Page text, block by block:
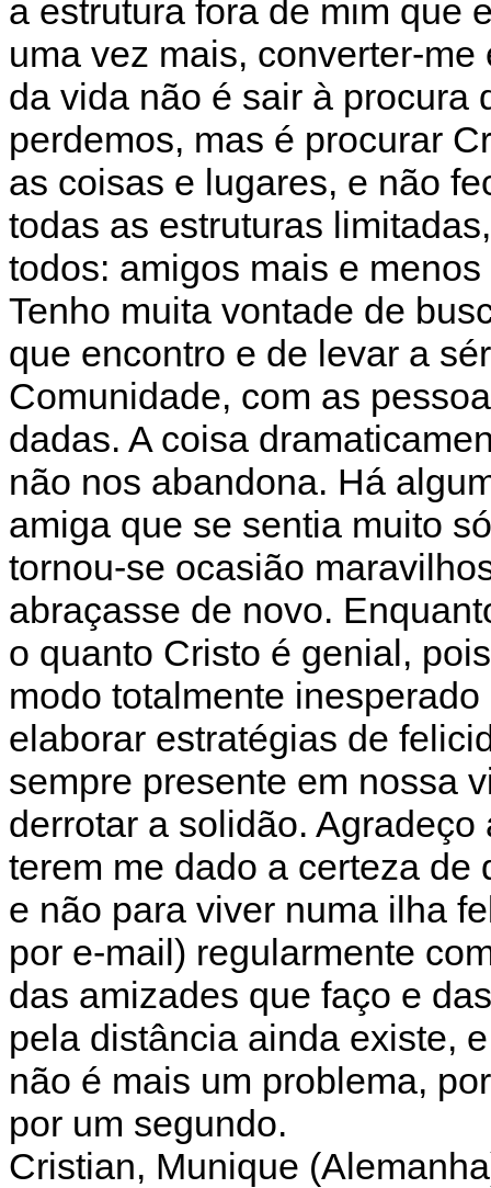
a estrutura fora de mim que
uma vez mais, converter-me
da vida não é sair à procura
perdemos, mas é procurar
as coisas e lugares, e não
todas as estruturas
todos: amigos mais e
Tenho muita vontade de
que encontro e de levar a
Comunidade, com as
dadas. A coisa
não nos abandona. Há
amiga que se sentia muito
tornou-se ocasião
abraçasse de novo.
o quanto Cristo é genial,
modo totalmente
elaborar estratégias de
sempre presente em nossa
derrotar a solidão.
terem me dado a certeza de
e não para viver numa ilha
por e-mail) regularmente
das amizades que faço e
pela distância ainda existe,
não é mais um problema,
por um segundo.
Cristian, Munique